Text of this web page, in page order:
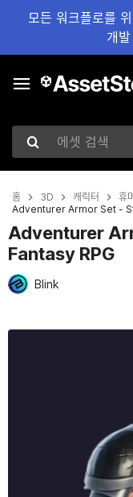
모든 워크플로를 위
개
에셋 검색
홈 3D 캐릭터 휴
Adventurer Armor Set -
Adventurer
Fantasy RPG
Blink